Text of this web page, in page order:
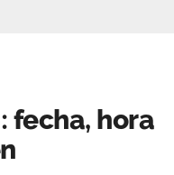
fecha, hora